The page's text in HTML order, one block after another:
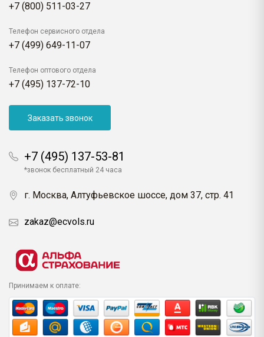
+7 (800) 511-03-27
Телефон сервисного отдела
+7 (499) 649-11-07
Телефон оптового отдела
+7 (495) 137-72-10
Заказать звонок
+7 (495) 137-53-81
*звонок бесплатный 24 часа
г. Москва, Алтуфьевское шоссе, дом 37, стр. 41
zakaz@ecvols.ru
Принимаем к оплате: